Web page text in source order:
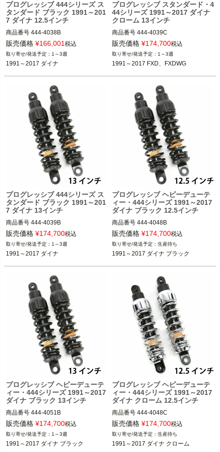
プログレッシブ 444シリーズ ス
タンダード ブラック 1991～201
7 ダイナ 12.5インチ
商品番号 444-4038B
(D型番：1310-0775)　(B型番：77753
1991～2017 ダイナ
PROGRESSIVE（プログレッシブ）
販売価格 ¥166,001 税込
1～3週
1991～2017 ダイナ
プログレッシブ スタンダード・4
44シリーズ 1991～2017 ダイナ
クローム 13インチ
商品番号 444-4039C
(D型番：1310-0778)(B型番：777418)
1991～2017 FXD、FXDWG
PROGRESSIVE（プログレッシブ）
販売価格 ¥174,700税込
1～3週
1991～2017 FXD、FXDWG
プログレッシブ 444シリーズ ス
タンダード ブラック 1991～201
7 ダイナ 13インチ
商品番号 444-4039B
(D型番：1310-0777)　(B型番：77753
1991～2017 ダイナ
PROGRESSIVE（プログレッシブ）
販売価格 ¥174,700税込
1～3週
1991～2017 ダイナ
プログレッシブ ヘビーデューテ
ィー・444シリーズ 1991～2017
ダイナ ブラック 12.5インチ
商品番号 444-4048B
(D型番：1310-0782)(B型番：777548)
1991～2017 ダイナ
PROGRESSIVE（プログレッシブ）
販売価格 ¥174,700税込
生産待ち
1991～2017 ダイナ ブラック
プログレッシブ ヘビーデューテ
ィー・444シリーズ 1991～2017
ダイナ ブラック 13インチ
商品番号 444-4051B
(D型番：1310-0788)(B型番：777551)
1991～2017 ダイナ
販売価格 ¥174,700税込
1～3週
1991～2017 ダイナ ブラック
プログレッシブ ヘビーデューテ
ィー・444シリーズ 1991～2017
ダイナ クローム 12.5インチ
商品番号 444-4048C
(D型番：1310-0783)(B型番：777433)
1991～2017 ダイナ
販売価格 ¥174,700税込
生産待ち
1991～2017 ダイナ クローム